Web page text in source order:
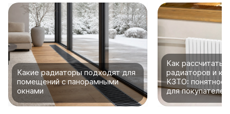
Какие радиаторы подходят для
помещений с панорамными
окнами
Как рассчитать
радиаторов и
КЗТО: понятное
для покупателей